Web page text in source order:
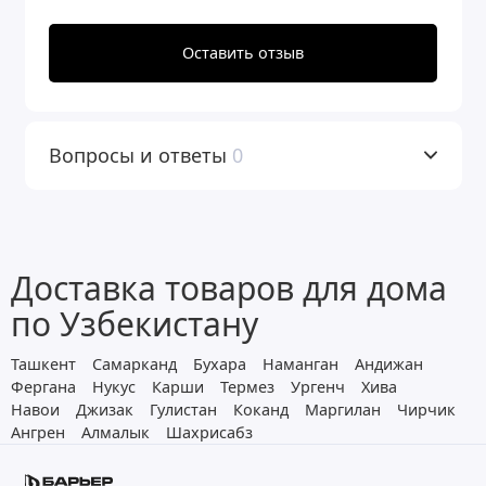
(аэрация+обезжелезивание и
вкус и запах воды (органолептические
свойства) на стадии финишной
очистки.
Фильтрующий материал БАРЬЕР
Оставить отзыв
Вопросы и ответы 0
Доставка товаров для дома
по Узбекистану
Ташкент Самарканд Бухара Наманган
Андижан
Фергана
Нукус Карши Термез Ургенч
Хива
Навои
Джизак Гулистан Коканд Маргилан
Чирчик
Ангрен
Алмалык Шахрисабз